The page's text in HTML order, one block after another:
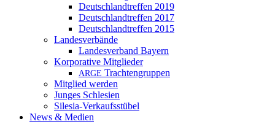
Deutschlandtreffen 2019
Deutschlandtreffen 2017
Deutschlandtreffen 2015
Landesverbände
Landesverband Bayern
Korporative Mitglieder
ARGE Trachtengruppen
Mitglied werden
Junges Schlesien
Silesia-Verkaufsstübel
News & Medien